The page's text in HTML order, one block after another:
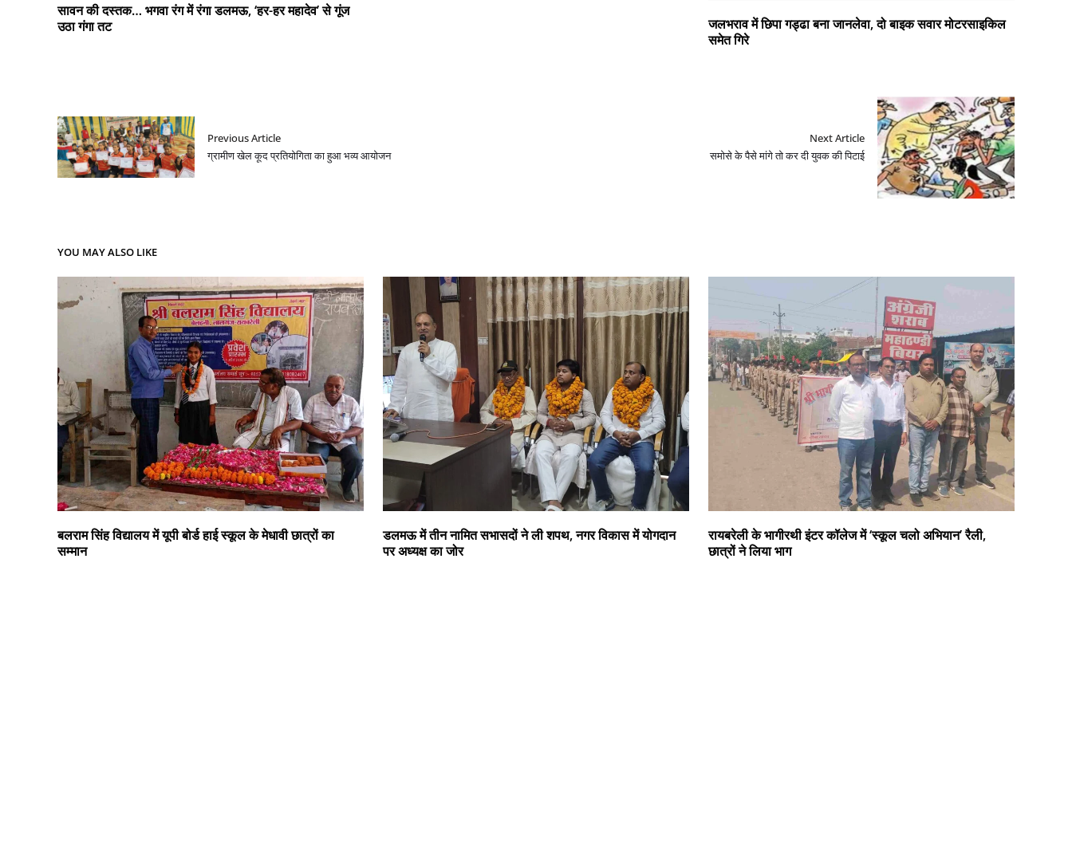
सावन की दस्तक… भगवा रंग में रंगा डलमऊ, ‘हर-हर महादेव’ से गूंज
उठा गंगा तट
जलभराव में छिपा गड्ढा बना जानलेवा, दो बाइक सवार मोटरसाइकिल
समेत गिरे
Previous Article
ग्रामीण खेल कूद प्रतियोगिता का हुआ भव्य आयोजन
Next Article
समोसे के पैसे मांगे तो कर दी युवक की पिटाई
YOU MAY ALSO LIKE
बलराम सिंह विद्यालय में यूपी बोर्ड हाई स्कूल के मेधावी छात्रों का
सम्मान
डलमऊ में तीन नामित सभासदों ने ली शपथ, नगर विकास में योगदान
पर अध्यक्ष का जोर
रायबरेली के भागीरथी इंटर कॉलेज में ‘स्कूल चलो अभियान’ रैली,
छात्रों ने लिया भाग